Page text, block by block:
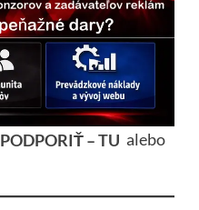
PODPORIŤ – TU alebo